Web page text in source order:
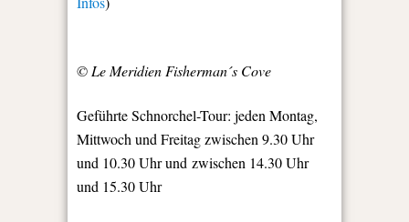
© Le Meridien Fisherman´s Cove
Geführte Schnorchel-Tour: jeden Montag,
Mittwoch und Freitag zwischen 9.30 Uhr
und 10.30 Uhr und zwischen 14.30 Uhr
und 15.30 Uhr